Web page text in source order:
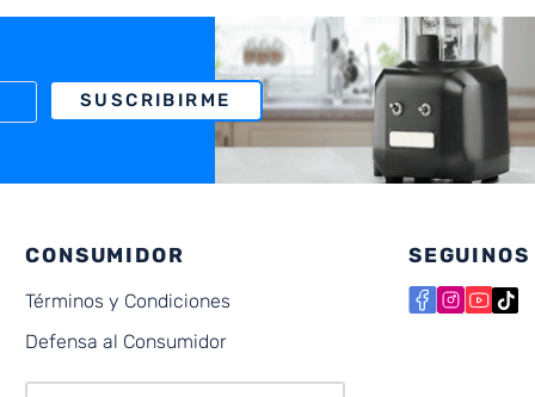
SUSCRIBIRME
CONSUMIDOR
Términos y Condiciones
Defensa al Consumidor
SEGUINOS